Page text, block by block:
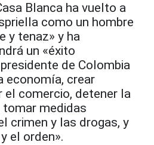
Blanca ha vuelto a
como un hombre
y tenaz» y ha
un «éxito
de Colombia
economía, crear
el comercio, detener la
tomar medidas
crimen y las drogas, y
el orden».